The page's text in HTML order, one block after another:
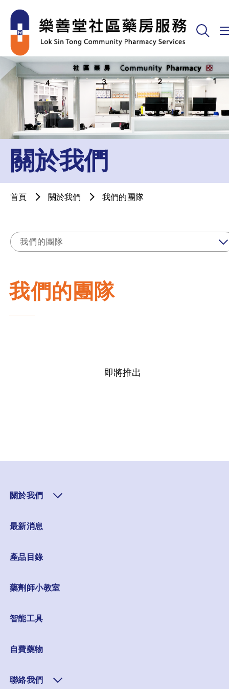
關於我們
首頁 關於我們 我們的團隊
我們的團隊
我們的團隊
即將推出
關於我們
最新消息
產品目錄
藥劑師小教室
智能工具
自費藥物
聯絡我們